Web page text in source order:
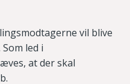
vil blive
led i
at der skal